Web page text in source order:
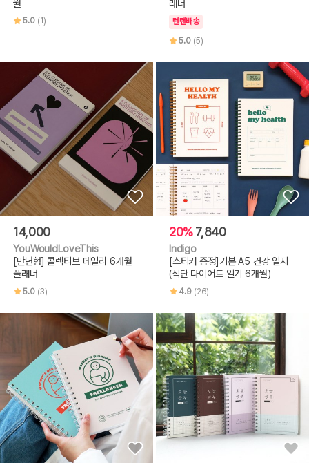
월
5.0 (1)
래너
텐텐배송
5.0 (5)
14,000
YouWouldLoveThis
[만년형] 콜렉티브 데일리 6개월
플래너
5.0 (3)
20%7,840
Indigo
[스티커 증정]기본 A5 건강 일지
(식단 다이어트 일기 6개월)
4.9 (26)